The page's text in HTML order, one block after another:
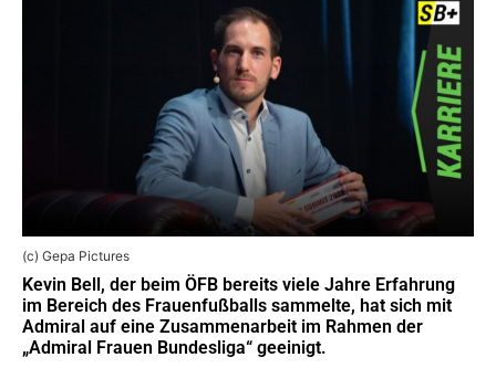
(c) Gepa Pictures
Kevin Bell, der beim ÖFB bereits viele Jahre Erfahrung
im Bereich des Frauenfußballs sammelte, hat sich mit
Admiral auf eine Zusammenarbeit im Rahmen der
„Admiral Frauen Bundesliga“ geeinigt.